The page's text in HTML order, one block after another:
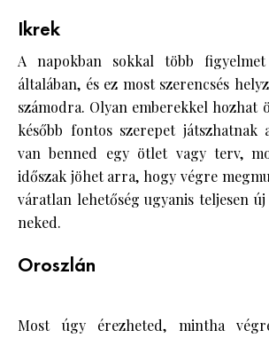
Ikrek
A napokban sokkal több
általában, és ez most szerencsés
számodra. Olyan emberekkel hozhat
később fontos szerepet játszhatnak
van benned egy ötlet vagy terv,
időszak jöhet arra, hogy végre
váratlan lehetőség ugyanis teljesen
neked.
Oroszlán
Most úgy érezheted, mintha